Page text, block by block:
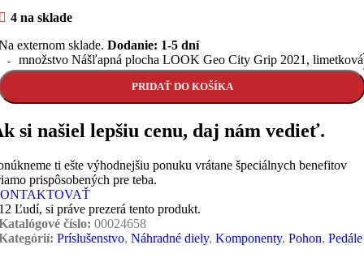
4 na sklade
externom sklade. Dodanie: 1-5 dní
množstvo Nášľapná plocha LOOK Geo City Grip 2021, limetková
PRIDAŤ DO KOŠÍKA
si našiel lepšiu cenu, daj nám vedieť.
ti ešte výhodnejšiu ponuku vrátane špeciálnych benefitov
prispôsobených pre teba.
Ľudí, si práve prezerá tento produkt.
číslo: 00024658
Príslušenstvo, Náhradné diely, Komponenty, Pohon, Pedále